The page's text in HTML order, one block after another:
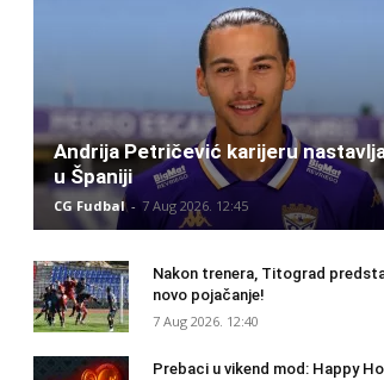
Andrija Petričević karijeru
u Španiji
CG Fudbal - 7 Aug 2026. 12:45
Nakon trenera, Titograd
novo pojačanje!
7 Aug 2026. 12:40
Prebaci u vikend mod: Happy